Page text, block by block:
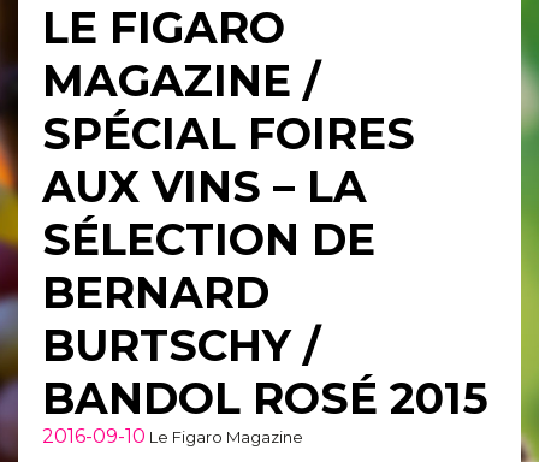
LE FIGARO
MAGAZINE /
SPÉCIAL FOIRES
AUX VINS – LA
SÉLECTION DE
BERNARD
BURTSCHY /
BANDOL ROSÉ 2015
2016-09-10 Le Figaro Magazine